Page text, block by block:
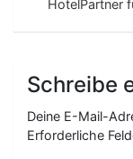
r
g
HotelPartner
Schreibe
Deine E-Mail-
Erforderliche